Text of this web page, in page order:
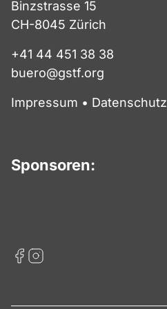
Binzstrasse 15
CH-8045 Zürich
+41 44 451 38 38
buero@gstf.org
Impressum • Datenschutz
Sponsoren: